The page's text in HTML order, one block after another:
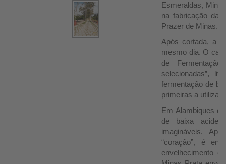
Esmeraldas,
na fabricação da
Prazer de Minas.
Após cortada, a
mesmo dia. O
de
selecionadas”,
fermentação de
primeiras a utilizar
Em Alambiques
de baixa
imagináveis.
“coração”, é
envelhecimento